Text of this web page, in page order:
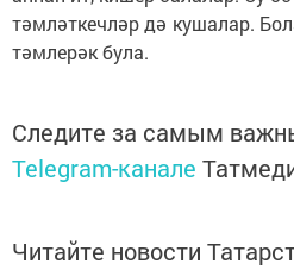
тәмләткечләр дә кушалар.
тәмлерәк була.
Следите за самым
Telegram-канале
Читайте новости